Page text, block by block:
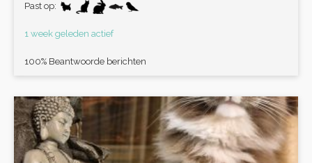
Past op:
1 week geleden actief
100% Beantwoorde berichten